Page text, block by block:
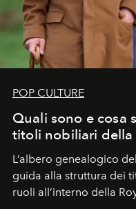
POP CULTURE
Quali sono e cosa
titoli nobiliari della
L’albero genealogico
guida alla struttura dei
ruoli all’interno della